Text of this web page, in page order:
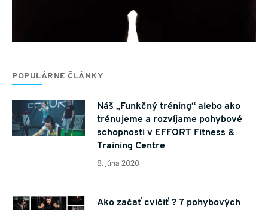
POPULÁRNE ČLÁNKY
Náš „Funkčný tréning“ alebo ako
trénujeme a rozvíjame pohybové
schopnosti v EFFORT Fitness &
Training Centre
8. júna 2020
Ako začať cvičiť ? 7 pohybových